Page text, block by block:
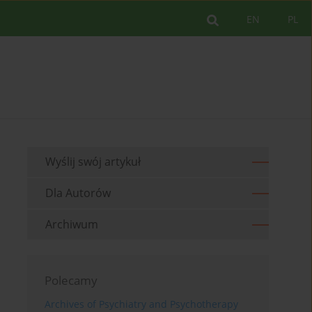
PL
EN
Wyślij swój artykuł
Dla Autorów
Archiwum
Polecamy
Archives of Psychiatry and Psychotherapy